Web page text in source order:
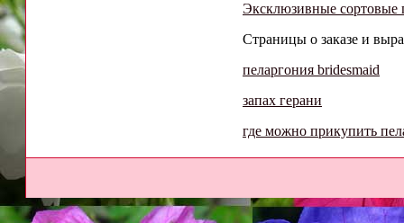
Эксклюзивные сортовые
Страницы о заказе и
пеларгония bridesmaid
запах герани
где можно прикупить